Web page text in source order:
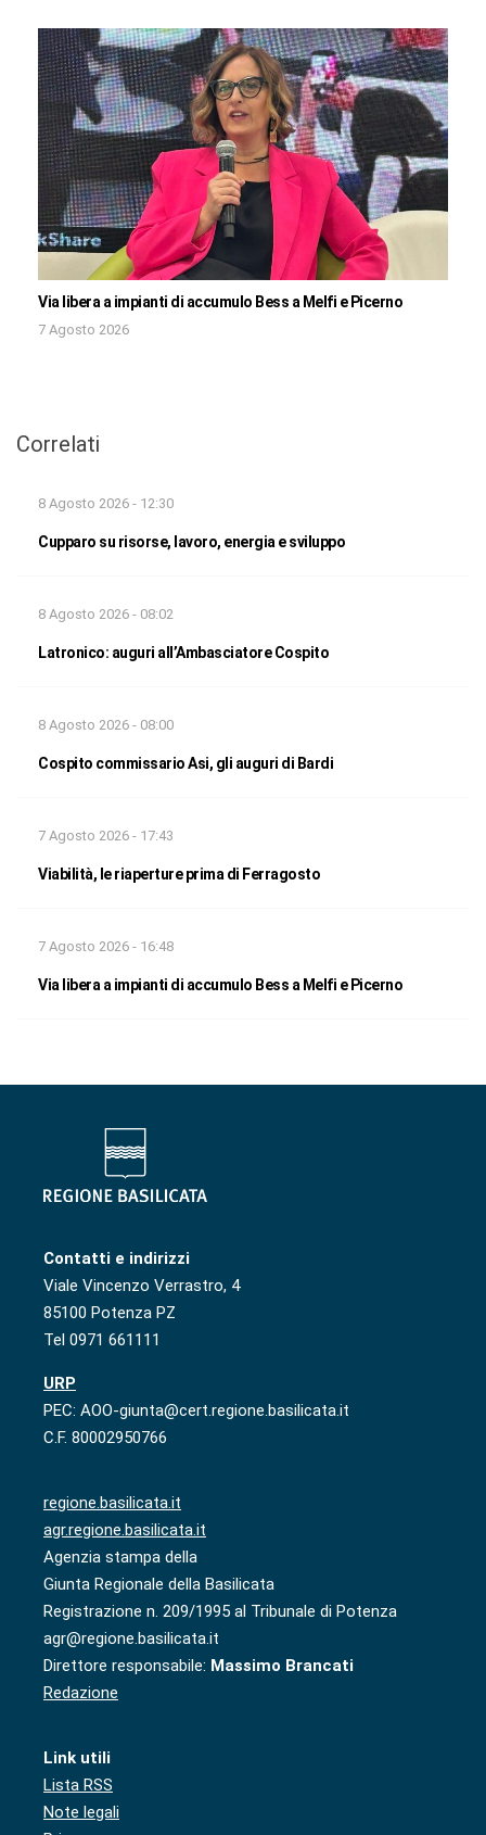
Via libera a impianti di accumulo Bess a Melfi e Picerno
7 Agosto 2026
Correlati
8 Agosto 2026 - 12:30
Cupparo su risorse, lavoro, energia e sviluppo
8 Agosto 2026 - 08:02
Latronico: auguri all’Ambasciatore Cospito
8 Agosto 2026 - 08:00
Cospito commissario Asi, gli auguri di Bardi
7 Agosto 2026 - 17:43
Viabilità, le riaperture prima di Ferragosto
7 Agosto 2026 - 16:48
Via libera a impianti di accumulo Bess a Melfi e Picerno
Contatti e indirizzi
Viale Vincenzo Verrastro, 4
85100 Potenza PZ
Tel 0971 661111
URP
PEC: AOO-giunta@cert.regione.basilicata.it
C.F. 80002950766
regione.basilicata.it
agr.regione.basilicata.it
Agenzia stampa della
Giunta Regionale della Basilicata
Registrazione n. 209/1995 al Tribunale di Potenza
agr@regione.basilicata.it
Direttore responsabile: Massimo Brancati
Redazione
Link utili
Lista RSS
Note legali